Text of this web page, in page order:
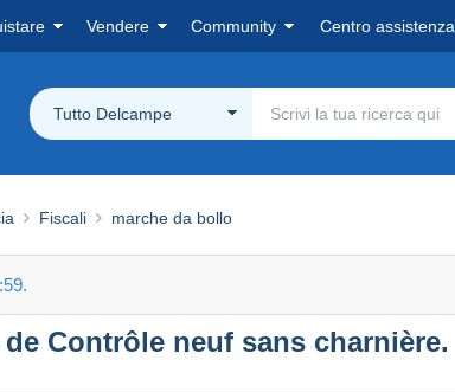
Vendere Community Centro assistenza
Tutto Delcampe
Fiscali marche da bollo
Contrôle neuf sans charnière.